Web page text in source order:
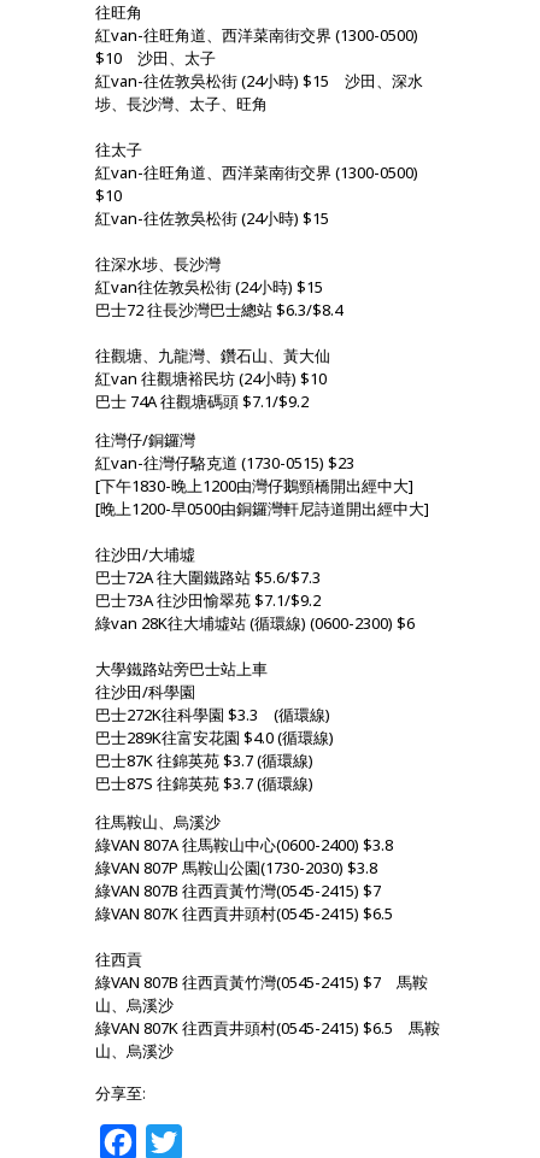
往旺角
紅van-往旺角道、西洋菜南街交界 (1300-0500)
$10 沙田、太子
紅van-往佐敦吳松街 (24小時) $15 沙田、深水
埗、長沙灣、太子、旺角
往太子
紅van-往旺角道、西洋菜南街交界 (1300-0500)
$10
紅van-往佐敦吳松街 (24小時) $15
往深水埗、長沙灣
紅van往佐敦吳松街 (24小時) $15
巴士72 往長沙灣巴士總站 $6.3/$8.4
往觀塘、九龍灣、鑽石山、黃大仙
紅van 往觀塘裕民坊 (24小時) $10
巴士 74A 往觀塘碼頭 $7.1/$9.2
往灣仔/銅鑼灣
紅van-往灣仔駱克道 (1730-0515) $23
[下午1830-晚上1200由灣仔鵝頸橋開出經中大]
[晚上1200-早0500由銅鑼灣軒尼詩道開出經中大]
往沙田/大埔墟
巴士72A 往大圍鐵路站 $5.6/$7.3
巴士73A 往沙田愉翠苑 $7.1/$9.2
綠van 28K往大埔墟站 (循環線) (0600-2300) $6
大學鐵路站旁巴士站上車
往沙田/科學園
巴士272K往科學園 $3.3 (循環線)
巴士289K往富安花園 $4.0 (循環線)
巴士87K 往錦英苑 $3.7 (循環線)
巴士87S 往錦英苑 $3.7 (循環線)
往馬鞍山、烏溪沙
綠VAN 807A 往馬鞍山中心(0600-2400) $3.8
綠VAN 807P 馬鞍山公園(1730-2030) $3.8
綠VAN 807B 往西貢黃竹灣(0545-2415) $7
綠VAN 807K 往西貢井頭村(0545-2415) $6.5
往西貢
綠VAN 807B 往西貢黃竹灣(0545-2415) $7 馬鞍
山、烏溪沙
綠VAN 807K 往西貢井頭村(0545-2415) $6.5 馬鞍
山、烏溪沙
分享至:
Facebook